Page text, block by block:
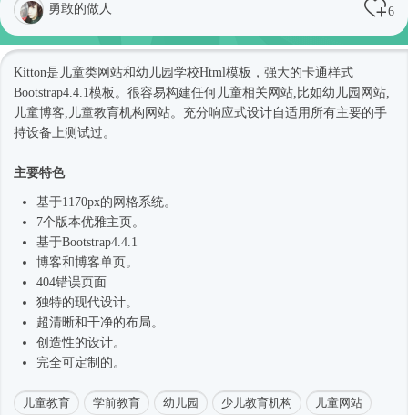
勇敢的做人 6
Kitton是儿童类网站和幼儿园学校Html模板 ，强大的卡通样式
Bootstrap4 .4.1模板。很容易构建任何儿童相关网站,比如幼儿园网站,
儿童博客,儿童教育机构网站。充分响应式设计自适用所有主要的手
持设备上测试过。
主要特色
基于1170px的网格系统。
7个版本优雅主页。
基于Bootstrap4 .4.1
博客和博客单页。
404错误页面
独特的现代设计。
超清晰和干净的布局。
创造性的设计。
完全可定制的。
儿童教育 学前教育 幼儿园 少儿教育机构 儿童网站